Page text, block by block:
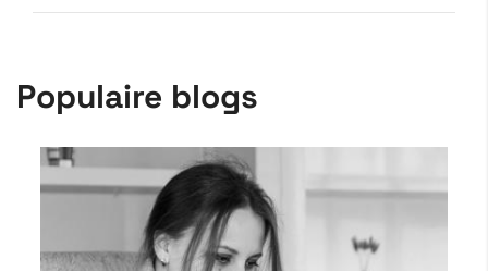
Populaire blogs